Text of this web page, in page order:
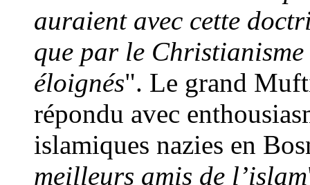
auraient avec cette
que par le Christianisme
éloignés". Le grand
répondu avec
islamiques nazies en
meilleurs amis de l’islam